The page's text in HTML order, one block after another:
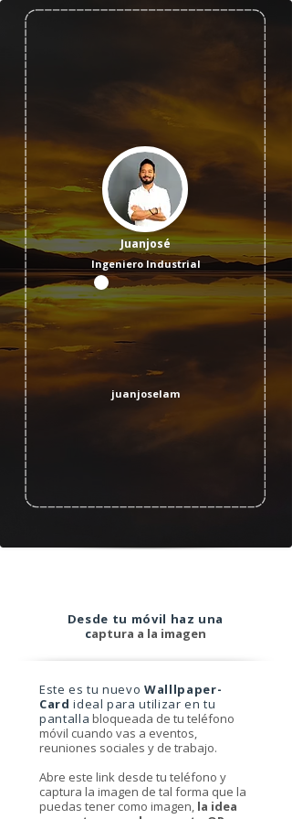
Juanjosé
Ingeniero Industrial
juanjoselam
Desde tu móvil haz una
captura a la imagen
Este es tu nuevoWalllpaper-
Card ideal para utilizar en tu
pantalla bloqueada de tu teléfono
móvil cuando vas a eventos,
reuniones sociales y de trabajo.
Abre este link desde tu teléfono y
captura la imagen de tal forma que la
puedas tener como imagen, la idea